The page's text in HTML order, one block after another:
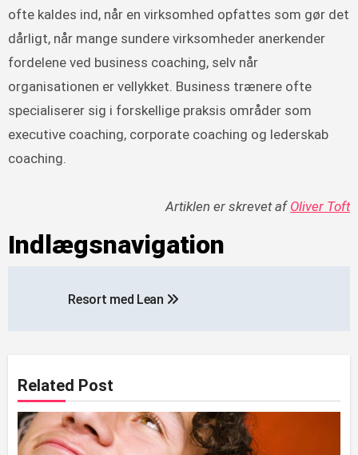
ofte kaldes ind, når en virksomhed opfattes som gør det
dårligt, når mange sundere virksomheder anerkender
fordelene ved business coaching, selv når
organisationen er vellykket. Business trænere ofte
specialiserer sig i forskellige praksis områder som
executive coaching, corporate coaching og lederskab
coaching.
Artiklen er skrevet af Oliver Toft
Indlægsnavigation
Resort med Lean
Related Post